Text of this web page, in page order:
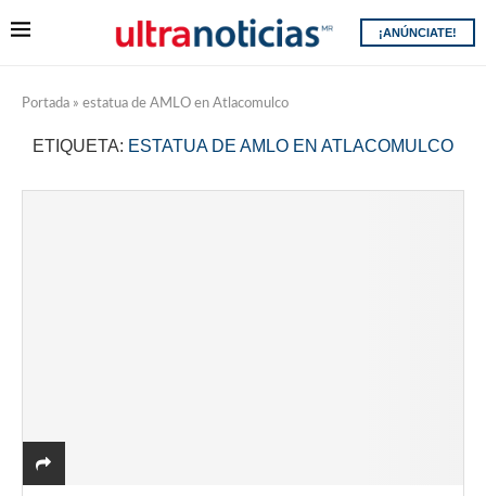
¡ANÚNCIATE!
Portada » estatua de AMLO en Atlacomulco
ETIQUETA: ESTATUA DE AMLO EN ATLACOMULCO